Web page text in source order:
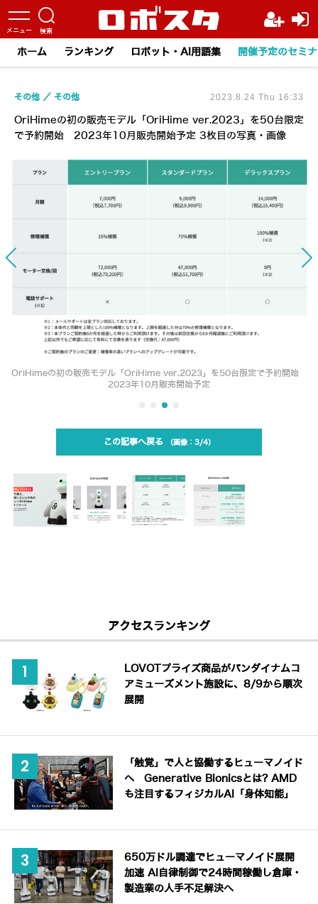
ホーム ランキング ロボット・AI用語集 開催予定のセミ
OriHimeの初の販売モデル「OriHime ver.2023」を50台限定
で予約開始 2023年10月販売開始予定 3枚目の写真・画像
その他 その他 2023.8.24 Thu 16:33
OriHimeの初の販売モデル「OriHime ver.2023」を50台限定で予約開始
2023年10月販売開始予定
この記事へ戻る 3/4
アクセスランキング
LOVOTプライズ商品がバンダイナムコ
アミューズメント施設に、8/9から順次
展開
「触覚」で人と協働するヒューマノイド
へ Generative Bionicsとは? AMD
も注目するフィジカルAI「身体知能」
650万ドル調達でヒューマノイド展開
加速 AI自律制御で24時間稼働し倉庫・
製造業の人手不足解決へ